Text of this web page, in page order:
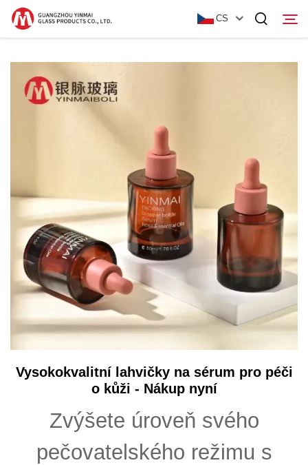
CS
Domovská stránka
Kontaktujte nás
Vysokokvalitní lahvičky na sérum pro péči
o kůži - Nákup nyní
Zvýšete úroveň svého
pečovatelského režimu s